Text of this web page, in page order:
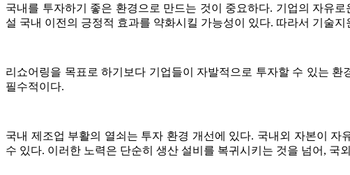
국내를 투자하기 좋은 환경으로 만드는 것이 중요하다. 기업의 자유
설 국내 이전의 긍정적 효과를 약화시킬 가능성이 있다. 따라서 기술
리쇼어링을 목표로 하기보다 기업들이 자발적으로 투자할 수 있는
필수적이다.
국내 제조업 부활의 열쇠는 투자 환경 개선에 있다. 국내외 자본이
수 있다. 이러한 노력은 단순히 생산 설비를 복귀시키는 것을 넘어,